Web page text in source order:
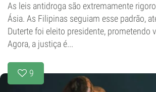
As leis antidroga são extremamente
Ásia. As Filipinas seguiam esse padrão,
Duterte foi eleito presidente, prometendo
Agora, a justiça é...
9